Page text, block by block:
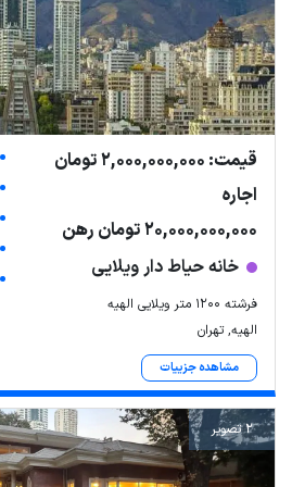
قیمت: 2,000,000,000 تومان
اجاره
20,000,000,000 تومان رهن
خانه حیاط دار ویلایی
فرشته ۱۲۰۰ متر ویلایی الهیه
الهیه, تهران
مشاهده جزییات
2 تصویر